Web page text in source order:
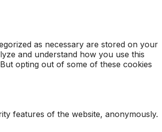
as necessary are stored on your
and understand how you use this
opting out of some of these cookies
features of the website, anonymously.